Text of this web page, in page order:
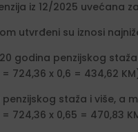
iz 12/2025 uvećana za
utvrđeni su iznosi
godina penzijskog
= 724,36 x 0,6 = 434,62
staža i više, a
= 724,36 x 0,65 = 470,83